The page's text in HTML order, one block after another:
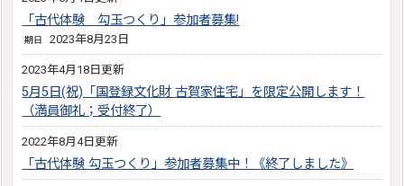
「古代体験 勾玉つくり」参加者募集!
期日 2023年8月23日
2023年4月18日更新
5月5日(祝)「国登録文化財 古賀家住宅」を限定公開します！
（満員御礼；受付終了）
2022年8月4日更新
「古代体験 勾玉つくり」参加者募集中！《終了しました》